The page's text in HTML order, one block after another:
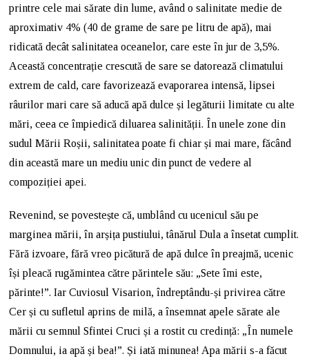
printre cele mai sărate din lume, având o salinitate medie de
aproximativ 4% (40 de grame de sare pe litru de apă), mai
ridicată decât salinitatea oceanelor, care este în jur de 3,5%.
Această concentrație crescută de sare se datorează climatului
extrem de cald, care favorizează evaporarea intensă, lipsei
râurilor mari care să aducă apă dulce și legăturii limitate cu alte
mări, ceea ce împiedică diluarea salinității. În unele zone din
sudul Mării Roșii, salinitatea poate fi chiar și mai mare, făcând
din această mare un mediu unic din punct de vedere al
compoziției apei.
Revenind, se povestește că, umblând cu ucenicul său pe
marginea mării, în arșița pustiului, tânărul Dula a însetat cumplit.
Fără izvoare, fără vreo picătură de apă dulce în preajmă, ucenic
își pleacă rugămintea către părintele său: „Sete îmi este,
părinte!”. Iar Cuviosul Visarion, îndreptându-și privirea către
Cer și cu sufletul aprins de milă, a însemnat apele sărate ale
mării cu semnul Sfintei Cruci și a rostit cu credință: „În numele
Domnului, ia apă și bea!”. Și iată minunea! Apa mării s-a făcut